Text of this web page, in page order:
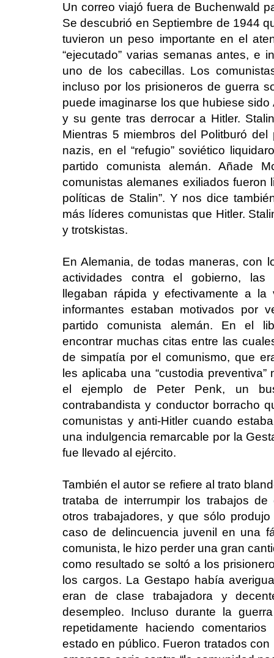
Un correo viajó fuera de Buchenwald
Se descubrió en Septiembre de 1944
tuvieron un peso importante en el
“ejecutado” varias semanas antes, e
uno de los cabecillas. Los
incluso por los prisioneros de guerra
puede imaginarse los que hubiese
y su gente tras derrocar a Hitler.
Mientras 5 miembros del Politburó
nazis, en el “refugio” soviético
partido comunista alemán. Añade
comunistas alemanes exiliados fueron
políticas de Stalin”. Y nos dice
más líderes comunistas que Hitler.
y trotskistas.
En Alemania, de todas maneras, con
actividades contra el gobierno, las
llegaban rápida y efectivamente a
informantes estaban motivados por
partido comunista alemán. En el
encontrar muchas citas entre las
de simpatía por el comunismo, que
les aplicaba una “custodia
el ejemplo de Peter Penk, un
contrabandista y conductor borracho
comunistas y anti-Hitler cuando
una indulgencia remarcable por la
fue llevado al ejército.
También el autor se refiere al trato
trataba de interrumpir los trabajos
otros trabajadores, y que sólo
caso de delincuencia juvenil en una
comunista, le hizo perder una gran
como resultado se soltó a los
los cargos. La Gestapo había
eran de clase trabajadora y
desempleo. Incluso durante la
repetidamente haciendo
estado en público. Fueron tratados